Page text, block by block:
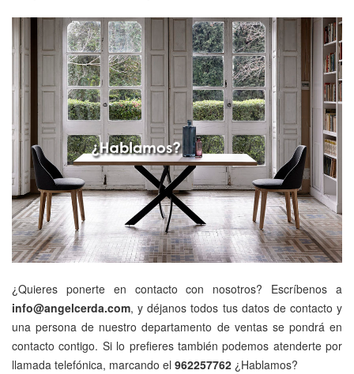
¿Quieres ponerte en contacto con nosotros? Escríbenos a
info@angelcerda.com, y déjanos todos tus datos de contacto y
una persona de nuestro departamento de ventas se pondrá en
contacto contigo. Si lo prefieres también podemos atenderte por
llamada telefónica, marcando el 962257762 ¿Hablamos?